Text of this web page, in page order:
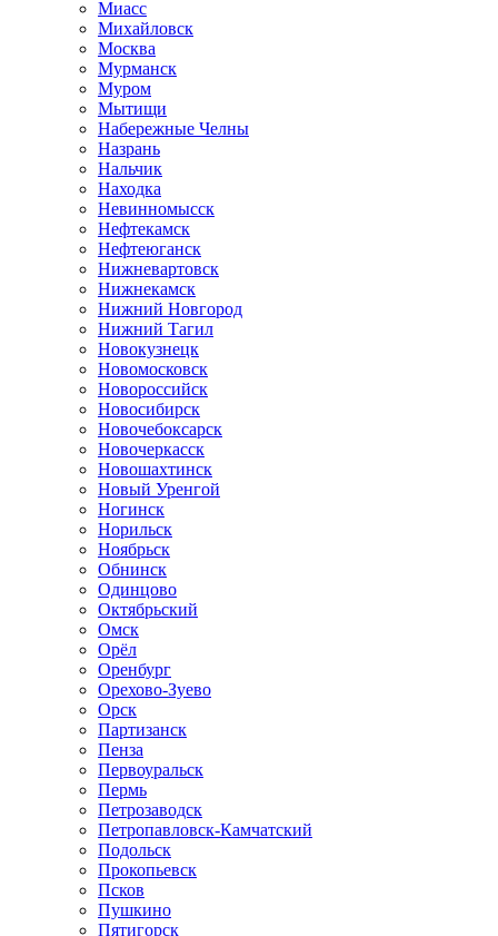
Миасс
Михайловск
Москва
Мурманск
Муром
Мытищи
Набережные Челны
Назрань
Нальчик
Находка
Невинномысск
Нефтекамск
Нефтеюганск
Нижневартовск
Нижнекамск
Нижний Новгород
Нижний Тагил
Новокузнецк
Новомосковск
Новороссийск
Новосибирск
Новочебоксарск
Новочеркасск
Новошахтинск
Новый Уренгой
Ногинск
Норильск
Ноябрьск
Обнинск
Одинцово
Октябрьский
Омск
Орёл
Оренбург
Орехово-Зуево
Орск
Партизанск
Пенза
Первоуральск
Пермь
Петрозаводск
Петропавловск-Камчатский
Подольск
Прокопьевск
Псков
Пушкино
Пятигорск